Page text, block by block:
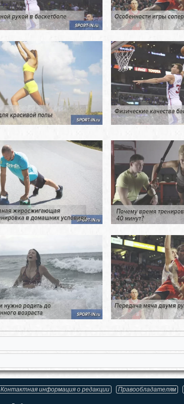
Контактная информация о редакции Правообладателям